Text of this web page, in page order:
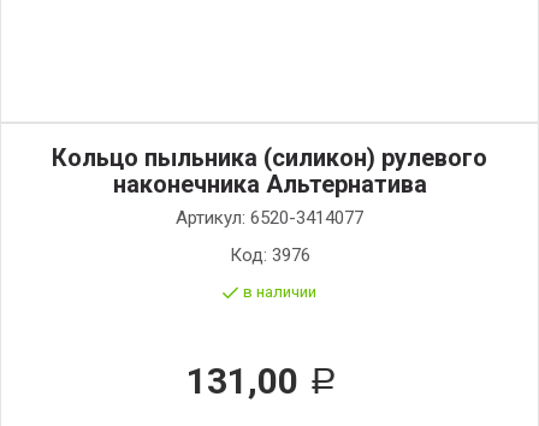
Кольцо пыльника (силикон) рулевого
наконечника Альтернатива
Артикул: 6520-3414077
Код: 3976
в наличии
131,00 Р